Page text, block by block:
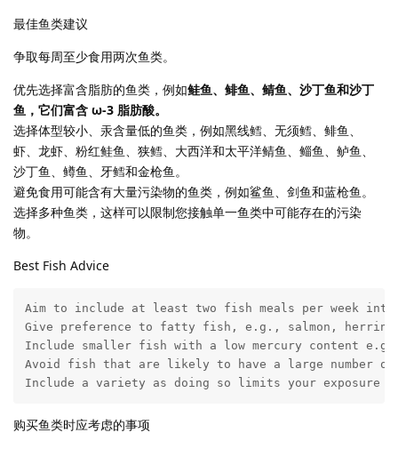
最佳鱼类建议
争取每周至少食用两次鱼类。
优先选择富含脂肪的鱼类，例如鲑鱼、鲱鱼、鲭鱼、沙丁鱼和沙丁
鱼，它们富含 ω-3 脂肪酸。
选择体型较小、汞含量低的鱼类，例如黑线鳕、无须鳕、鲱鱼、
虾、龙虾、粉红鲑鱼、狭鳕、大西洋和太平洋鲭鱼、鲻鱼、鲈鱼、
沙丁鱼、鳟鱼、牙鳕和金枪鱼。
避免食用可能含有大量污染物的鱼类，例如鲨鱼、剑鱼和蓝枪鱼。
选择多种鱼类，这样可以限制您接触单一鱼类中可能存在的污染
物。
Best Fish Advice
Aim to include at least two fish meals per week
Give preference to fatty fish, e.g., salmon,
Include smaller fish with a low mercury content
Avoid fish that are likely to have a large number of
Include a variety as doing so limits your exposure
购买鱼类时应考虑的事项